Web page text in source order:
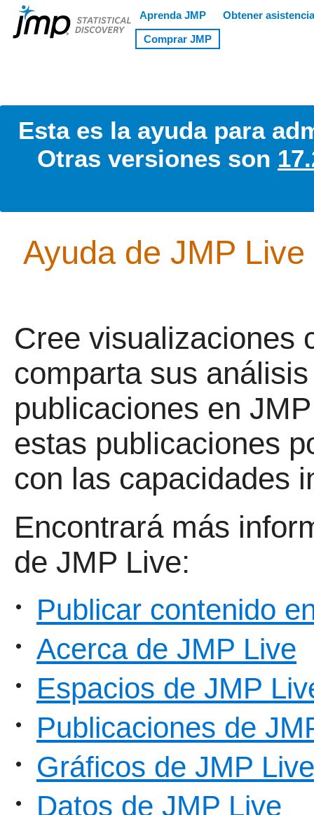
Esta es la ayuda para
Otras versiones son
Ayuda de JMP Live
Cree visualizaciones
comparta sus
publicaciones en
estas publicaciones
con las capacidades
Encontrará más
de JMP Live:
• Publicar contenido
• Acerca de JMP Live
• Espacios de JMP
• Publicaciones de
• Gráficos de JMP Live
• Datos de JMP Live